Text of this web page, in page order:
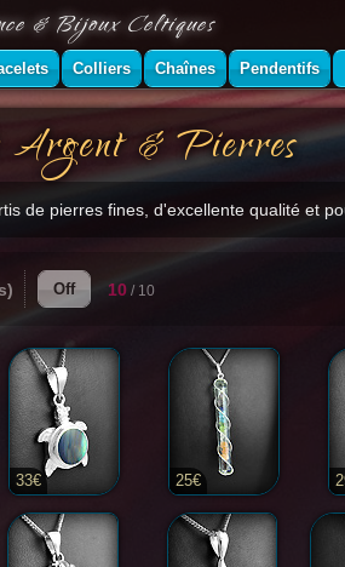
Argent & Pierres
de pierres fines, d'excellente qualité et
Off 10 / 10
33€ 25€
& Bijoux Celtiques
Colliers Chaînes Pendentifs